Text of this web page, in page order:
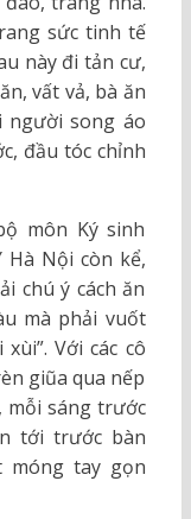
sức tinh tế
này đi tản cư,
vất vả, bà ăn
người song áo
đầu tóc chỉnh
môn Ký sinh
Nội còn kể,
chú ý cách ăn
mà phải vuốt
Với các cô
giũa qua nếp
mỗi sáng trước
tới trước bàn
móng tay gọn